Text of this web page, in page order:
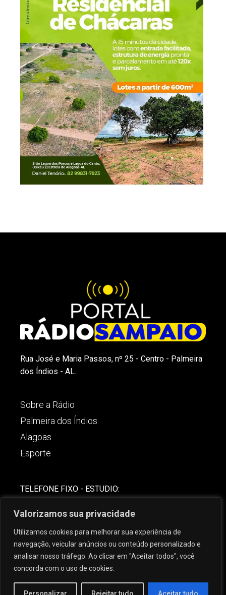
Valorizamos sua privacidade
Utilizamos cookies para melhorar sua experiência de
navegação, veicular anúncios ou conteúdo personalizado e
analisar nosso tráfego. Ao clicar em "Aceitar todos", você
concorda com o uso de cookies.
Rua José e Maria Passos, nº 25 - Centro - Palmeira
dos Índios - AL.
Sobre a Rádio
Palmeira dos Índios
Alagoas
Esporte
TELEFONE FIXO - ESTUDIO:
(82) 99621-8806